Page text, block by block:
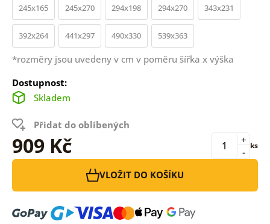
245x165 245x270 294x198 294x270 343x231
392x264 441x297 490x330 539x363
*rozměry jsou uvedeny v cm v poměru šířka x výška
Dostupnost:
Skladem
Přidat do oblíbených
909 Kč -
+ ks
VLOŽIT DO KOŠÍKU